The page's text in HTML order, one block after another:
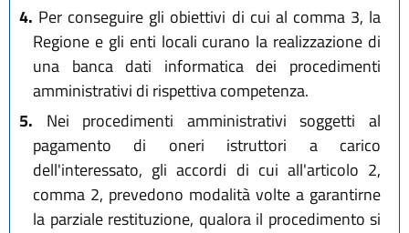
4. Per conseguire gli obiettivi di cui al comma 3, la
Regione e gli enti locali curano la realizzazione di
una banca dati informatica dei procedimenti
amministrativi di rispettiva competenza.
5. Nei procedimenti amministrativi soggetti al
pagamento di oneri istruttori a carico
dell'interessato, gli accordi di cui all'articolo 2,
comma 2, prevedono modalità volte a garantirne
la parziale restituzione, qualora il procedimento si